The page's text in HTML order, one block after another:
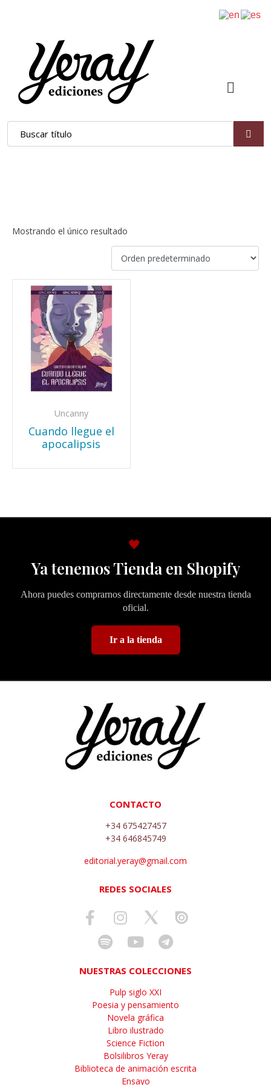
Mostrando el único resultado
Uncanny
Cuando llegue el
apocalipsis
🖤
Ya tenemos Tienda en Shopify
Ahora puedes comprarnos directamente desde nuestra tienda
oficial.
Ir a la tienda
CONTACTO
+34 675427457
+34 646845749
editorial.yeray@gmail.com
REDES SOCIALES
NUESTRAS COLECCIONES
Pulp siglo XXI
Poesia y pensamiento
Novela gráfica
Libro ilustrado
Science Fiction
Bolsilibros Yeray
Biblioteca de animación escrita
Ensayo